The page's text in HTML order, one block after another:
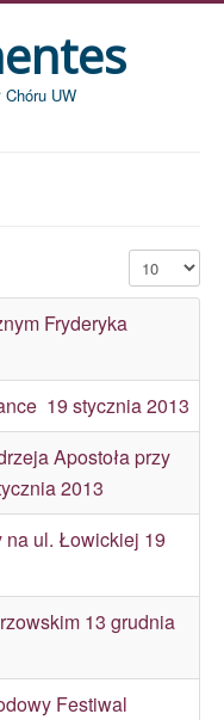
Chóru UW
Pokaż #
Fryderyka
 19 stycznia 2013
Apostoła przy
2013
na ul. Łowickiej 19
13 grudnia
Festiwal